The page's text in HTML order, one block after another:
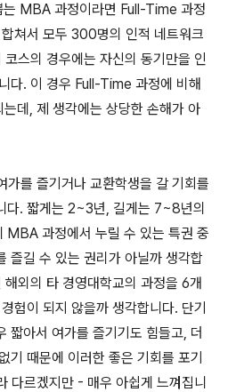
MBA 과정이라면 Full-Time 과정
쳐서 모두 300명의 인적 네트워크
스의 경우에는 자신의 동기만을 인
다. 이 경우 Full-Time 과정에 비해
데, 제 생각에는 상당한 손해가 아
를 즐기거나 교환학생을 갈 기회를
다. 짧게는 2~3년, 길게는 7~8년의
MBA 과정에서 누릴 수 있는 특권 중
즐길 수 있는 권리가 아닐까 생각합
외의 타 경영대학교의 과정을 6개
험이 되지 않을까 생각합니다. 단기
짧아서 여가를 즐기기도 힘들고, 더
기 때문에 이러한 좋은 기회를 포기
다르겠지만 - 매우 아쉽게 느껴집니